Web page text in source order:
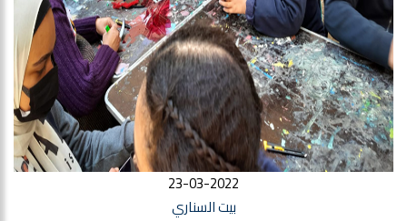
23-03-2022
بيت السناري